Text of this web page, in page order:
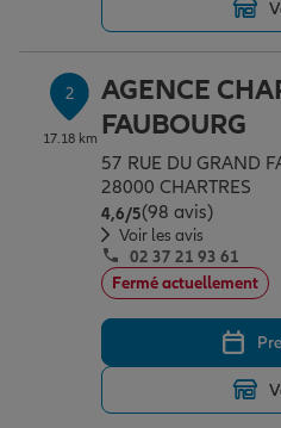
Placements financiers
Investissements
Transmission
Changer de voiture
Départ à la retraite
Préparer l’avenir
Assurance auto
Assurance habitation
Le Pack Famille
Garantie des accidents de
Professionnels
Allianz en France
2
17.18 km
AGENCE
FAUBOURG
57 RUE DU GRAND
28000 CHARTRES
4,6/5Note de 4.6 sur 5
(98 avis)
Voir les avis
02 37 21 93 61
Fermé actuellement